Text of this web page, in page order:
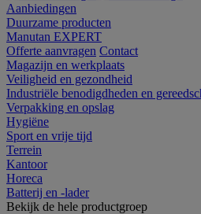
Aanbiedingen
Duurzame producten
Manutan EXPERT
Offerte aanvragen Contact
Magazijn en werkplaats
Veiligheid en gezondheid
Industriële benodigdheden en
Verpakking en opslag
Hygiëne
Sport en vrije tijd
Terrein
Kantoor
Horeca
Batterij en -lader
Bekijk de hele productgroep